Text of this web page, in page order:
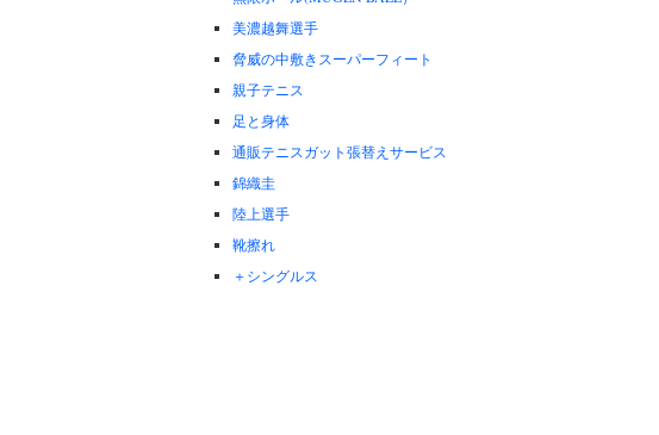
美濃越舞選手
脅威の中敷きスーパーフィート
親子テニス
足と身体
通販テニスガット張替えサービス
錦織圭
陸上選手
靴擦れ
＋シングルス